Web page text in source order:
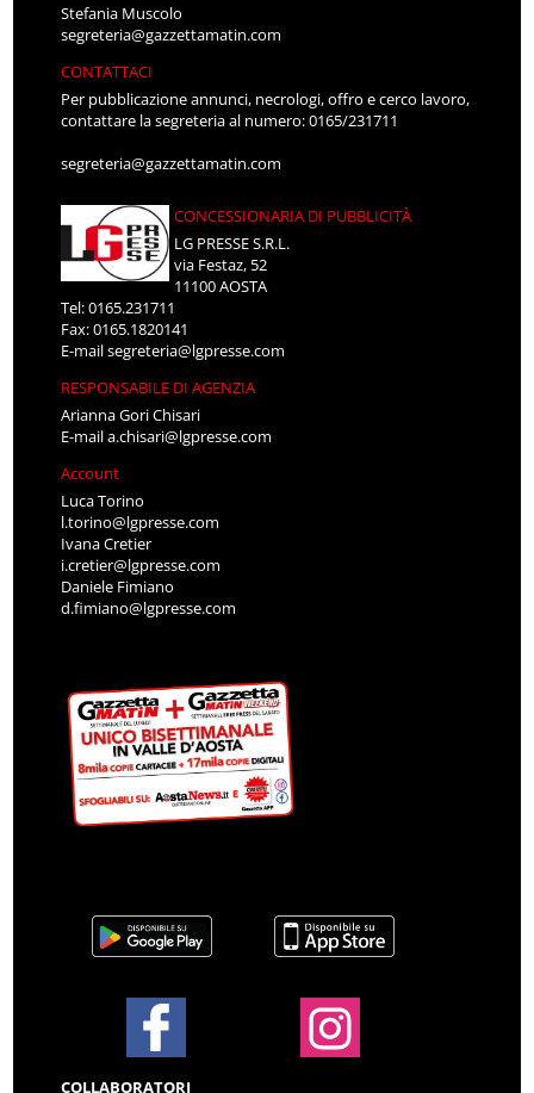
Stefania Muscolo
segreteria@gazzettamatin.com
CONTATTACI
Per pubblicazione annunci, necrologi, offro e cerco lavoro,
contattare la segreteria al numero: 0165/231711
segreteria@gazzettamatin.com
CONCESSIONARIA DI PUBBLICITÀ
LG PRESSE S.R.L.
via Festaz, 52
11100 AOSTA
Tel: 0165.231711
Fax: 0165.1820141
E-mailsegreteria@lgpresse.com
RESPONSABILE DI AGENZIA
Arianna Gori Chisari
E-maila.chisari@lgpresse.com
Account
Luca Torino
l.torino@lgpresse.com
Ivana Cretier
i.cretier@lgpresse.com
Daniele Fimiano
d.fimiano@lgpresse.com
COLLABORATORI